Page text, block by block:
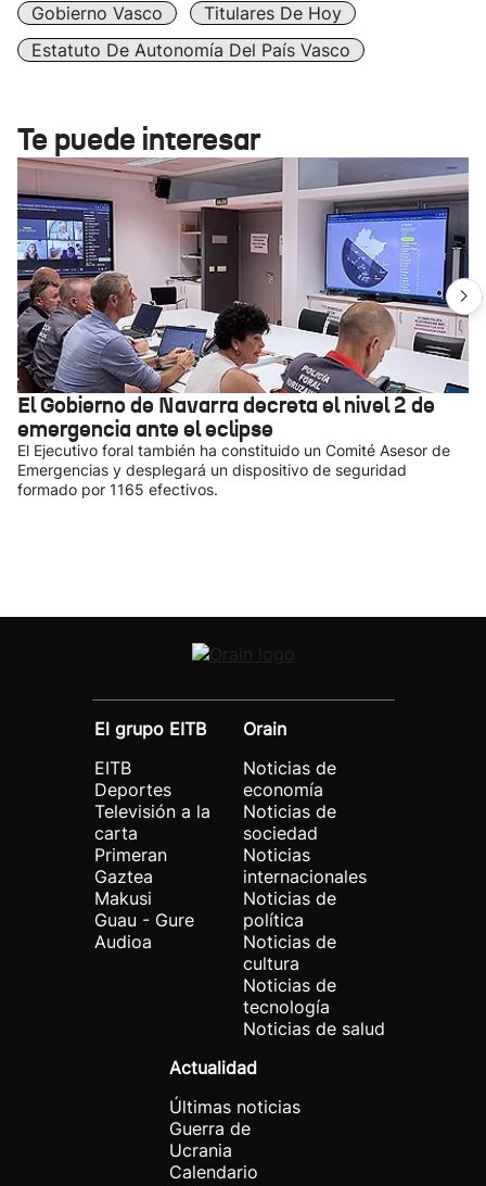
Gobierno Vasco
Titulares De Hoy
Estatuto De Autonomía Del País Vasco
Te puede interesar
El Gobierno de Navarra decreta el nivel 2 de
emergencia ante el eclipse
El Ejecutivo foral también ha constituido un Comité Asesor de
Emergencias y desplegará un dispositivo de seguridad
formado por 1165 efectivos.
El grupo EITB
EITB
Deportes
Televisión a la
carta
Primeran
Gaztea
Makusi
Guau - Gure
Audioa
Orain
Noticias de
economía
Noticias de
sociedad
Noticias
internacionales
Noticias de
política
Noticias de
cultura
Noticias de
tecnología
Noticias de salud
Actualidad
Últimas noticias
Guerra de
Ucrania
Calendario